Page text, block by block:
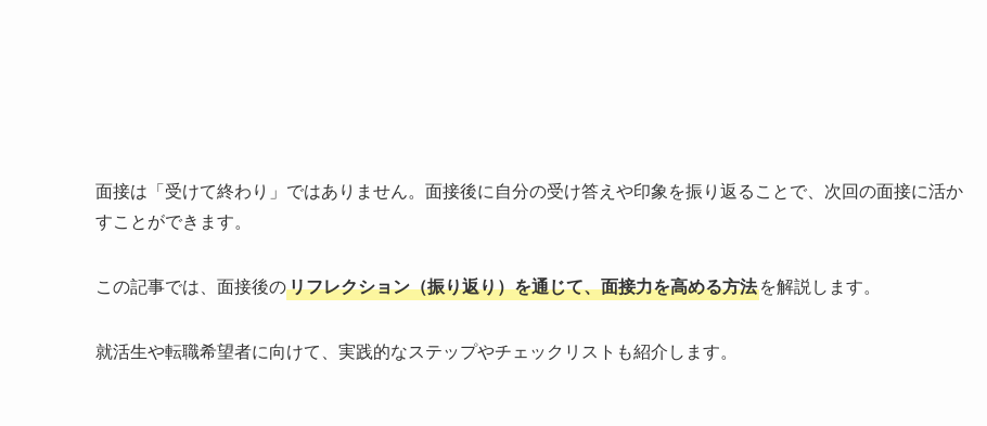
面接は「受けて終わり」ではありません。面接後に自分の受け答えや印象を振り返ることで、次回の面接に活か
すことができます。
この記事では、面接後のリフレクション（振り返り）を通じて、面接力を高める方法を解説します。
就活生や転職希望者に向けて、実践的なステップやチェックリストも紹介します。